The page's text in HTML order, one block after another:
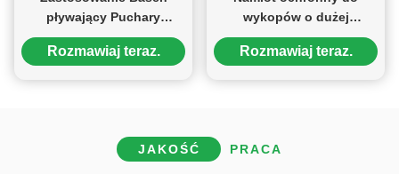
pływający Puchary
sportowe Kopuła
Pucharowa struktura
Rozmawiaj teraz.
wykopów o dużej
wytrzymałości,
wodoodporny, na zbocza,
Rozmawiaj teraz.
JAKOŚĆ PRACA